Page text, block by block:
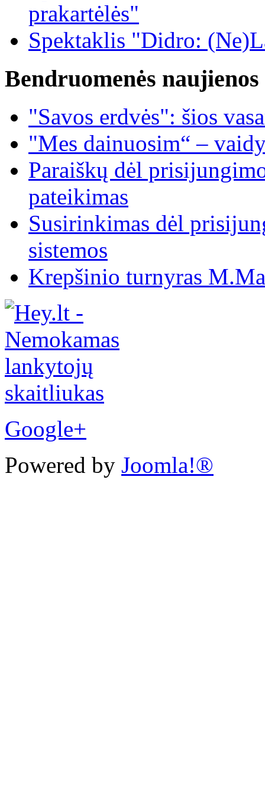
prakartėlės"
Spektaklis "Didro:
Bendruomenės naujienos
"Savos erdvės": šios
"Mes dainuosim“ –
Paraiškų dėl
pateikimas
Susirinkimas dėl
sistemos
Krepšinio turnyras
Google+
Powered by Joomla!®